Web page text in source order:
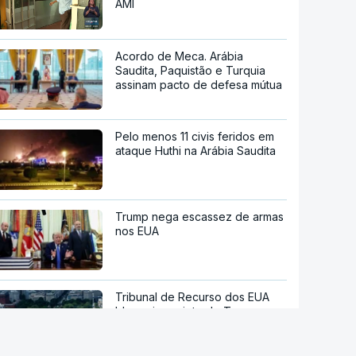
AMI
Acordo de Meca. Arábia
Saudita, Paquistão e Turquia
assinam pacto de defesa mútua
Pelo menos 11 civis feridos em
ataque Huthi na Arábia Saudita
Trump nega escassez de armas
nos EUA
Tribunal de Recurso dos EUA
bloqueia projeto de Trump para